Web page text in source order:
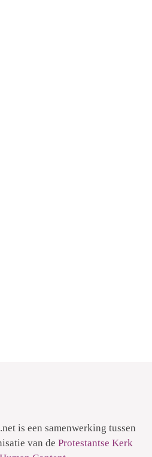
is een samenwerking tussen
van de Protestantse Kerk